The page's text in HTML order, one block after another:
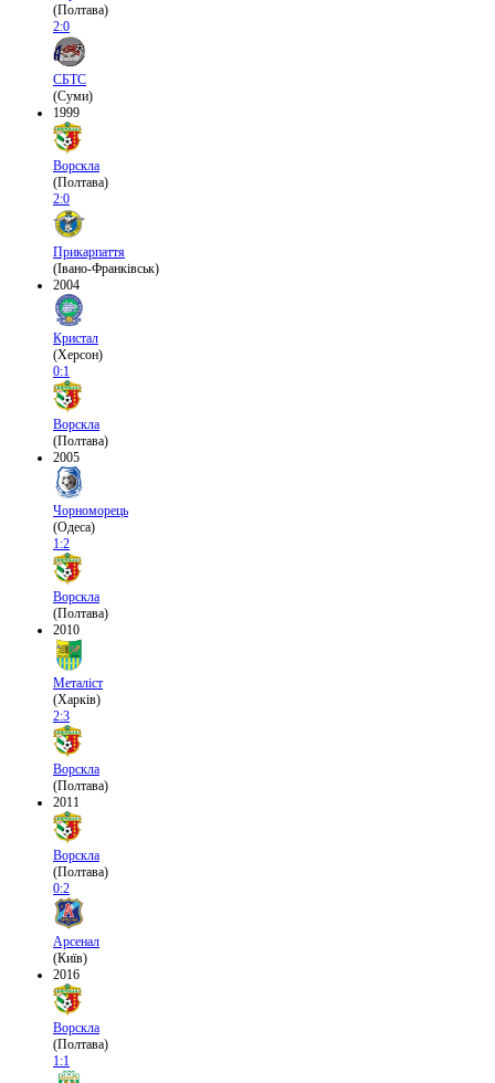
(Полтава)
2:0
СБТС
(Суми)
1999
Ворскла
(Полтава)
2:0
Прикарпаття
(Івано-Франківськ)
2004
Кристал
(Херсон)
0:1
Ворскла
(Полтава)
2005
Чорноморець
(Одеса)
1:2
Ворскла
(Полтава)
2010
Металіст
(Харків)
2:3
Ворскла
(Полтава)
2011
Ворскла
(Полтава)
0:2
Арсенал
(Київ)
2016
Ворскла
(Полтава)
1:1